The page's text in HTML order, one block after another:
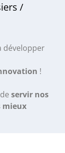
/
développer
!
servir nos
mieux